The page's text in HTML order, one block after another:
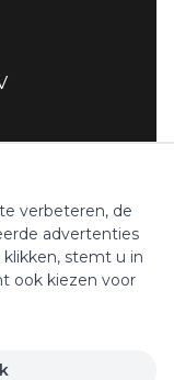
rechten
verbeteren, de
advertenties
stemt u in
ook kiezen voor